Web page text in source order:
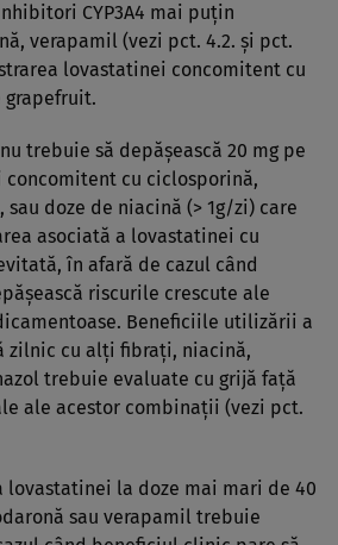
CYP3A4 mai puţin
verapamil (vezi pct. 4.2. şi pct.
lovastatinei concomitent cu
grapefruit.
trebuie să depăşească 20 mg pe
cu ciclosporină,
doze de niacină (> 1g/zi) care
asociată a lovastatinei cu
în afară de cazul când
riscurile crescute ale
Beneficiile utilizării a
zilnic cu alţi fibraţi, niacină,
trebuie evaluate cu grijă faţă
ale acestor combinaţii (vezi pct.
lovastatinei la doze mai mari de 40
sau verapamil trebuie